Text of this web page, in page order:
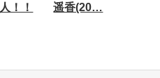
！！
遥香(20…